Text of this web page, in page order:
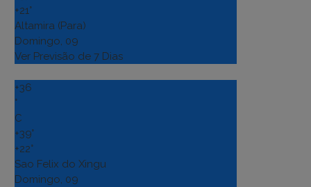
+21°
Altamira (Para)
Domingo, 09
Ver Previsão de 7 Dias
+36
°
C
+39°
+22°
Sao Felix do Xingu
Domingo, 09